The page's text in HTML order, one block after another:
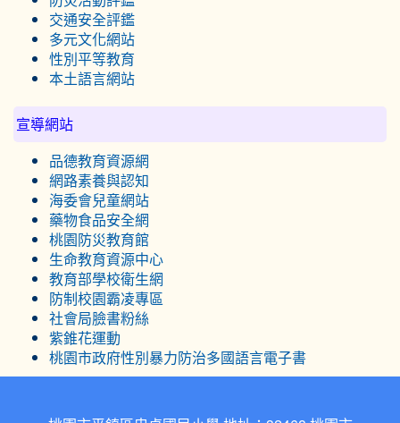
交通安全評鑑
多元文化網站
性別平等教育
本土語言網站
宣導網站
品德教育資源網
網路素養與認知
海委會兒童網站
藥物食品安全網
桃園防災教育館
生命教育資源中心
教育部學校衛生網
防制校園霸凌專區
社會局臉書粉絲
紫錐花運動
桃園市政府性別暴力防治多國語言電子書